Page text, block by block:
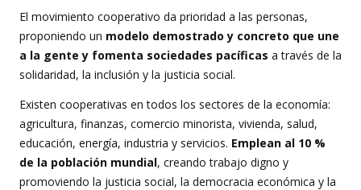
El movimiento cooperativo da prioridad a las personas,
proponiendo un modelo demostrado y concreto que une
a la gente y fomenta sociedades pacíficas a través de la
solidaridad, la inclusión y la justicia social.
Existen cooperativas en todos los sectores de la economía:
agricultura, finanzas, comercio minorista, vivienda, salud,
educación, energía, industria y servicios. Emplean al 10 %
de la población mundial, creando trabajo digno y
promoviendo la justicia social, la democracia económica y la